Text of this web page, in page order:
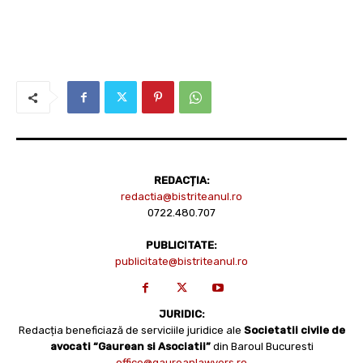
REDACȚIA:
redactia@bistriteanul.ro
0722.480.707
PUBLICITATE:
publicitate@bistriteanul.ro
JURIDIC:
Redacția beneficiază de serviciile juridice ale Societatii civile de
avocati “Gaurean si Asociatii” din Baroul Bucuresti